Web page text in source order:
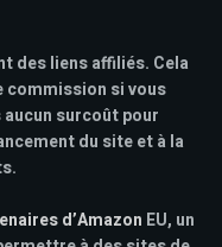
des liens affiliés. Cela
commission si vous
surcoût pour
du site et à la
d’Amazon EU, un